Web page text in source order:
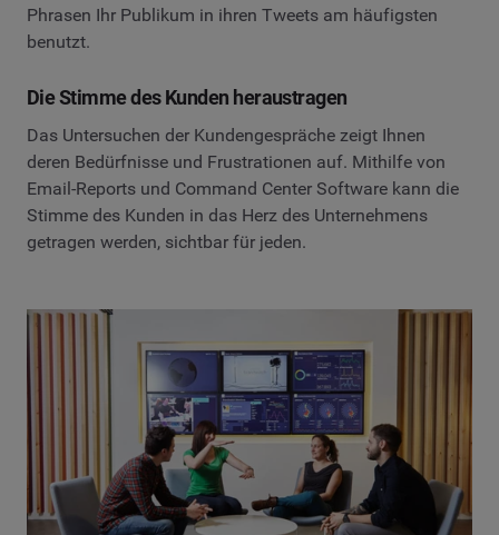
Phrasen Ihr Publikum in ihren Tweets am häufigsten
benutzt.
Die Stimme des Kunden heraustragen
Das Untersuchen der Kundengespräche zeigt Ihnen
deren Bedürfnisse und Frustrationen auf. Mithilfe von
Email-Reports und Command Center Software kann die
Stimme des Kunden in das Herz des Unternehmens
getragen werden, sichtbar für jeden.